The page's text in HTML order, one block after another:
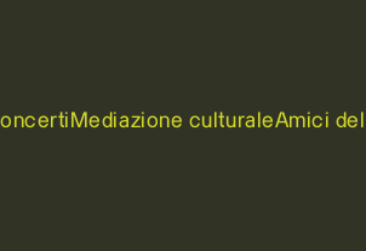
Mediazione culturaleAmici